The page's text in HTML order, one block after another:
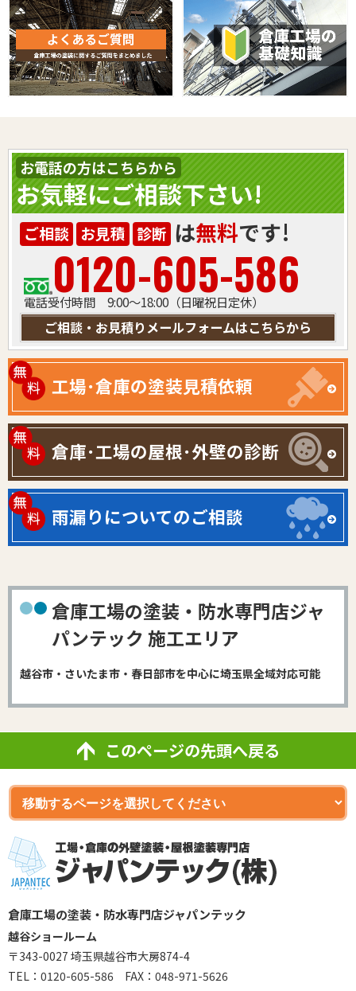
お電話の方はこちらから
お気軽にご相談下さい!
ご相談 お見積 診断 は無料です!
0120-605-586
電話受付時間 9:00～18:00（日曜祝日定休）
ご相談・お見積りメールフォームはこちらから
工場･倉庫の塗装見積依頼
倉庫･工場の屋根･外壁の診断
雨漏りについてのご相談
倉庫工場の塗装・防水専門店ジャ
パンテック 施工エリア
越谷市・さいたま市・春日部市を中心に埼玉県全域対応可能
このページの先頭へ戻る
倉庫工場の塗装・防水専門店ジャパンテック
越谷ショールーム
〒343-0027 埼玉県越谷市大房874-4
TEL： 0120-605-586 FAX：048-971-5626